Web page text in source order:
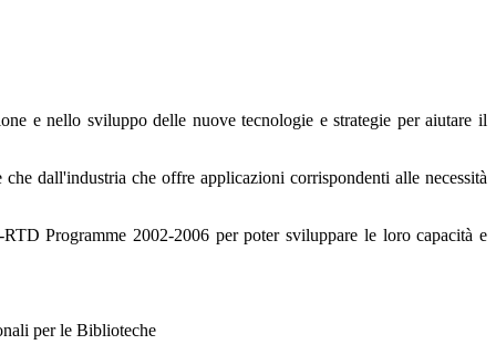
e nello sviluppo delle nuove tecnologie e strategie per aiutare il
dall'industria che offre applicazioni corrispondenti alle necessità
Programme 2002-2006 per poter sviluppare le loro capacità e
le Biblioteche